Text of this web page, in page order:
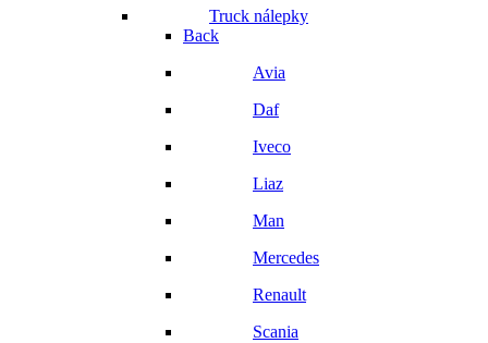
Truck nálepky
Back
Avia
Daf
Iveco
Liaz
Man
Mercedes
Renault
Scania